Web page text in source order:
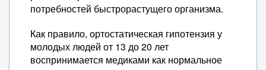
потребностей быстрорастущего организма.
Как правило, ортостатическая гипотензия у
молодых людей от 13 до 20 лет
воспринимается медиками как нормальное